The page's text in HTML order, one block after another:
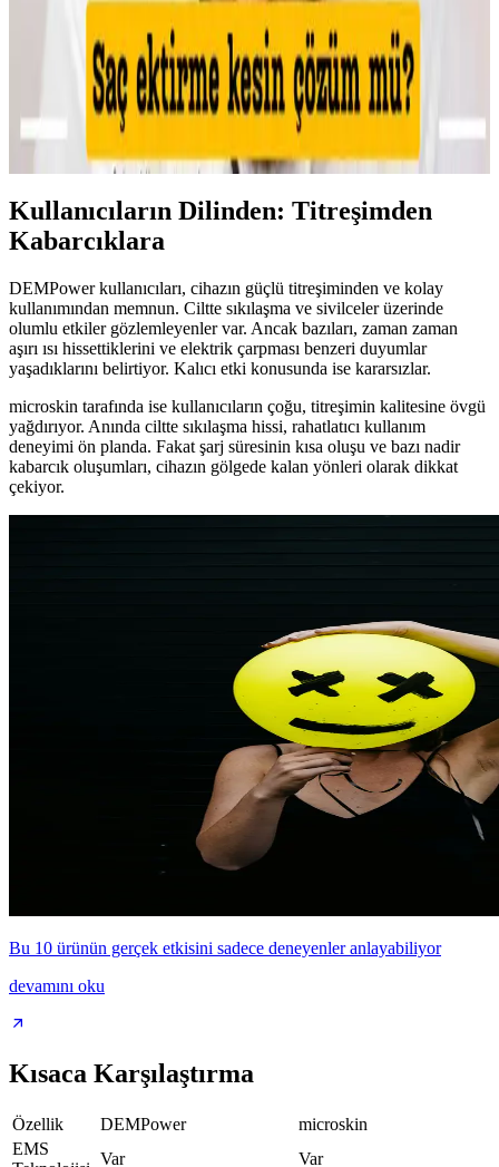
Makyajda Kötü Günlerin Nedenleri, Çözümleri ve
Psikolojik Etkileri Üzerine Analiz
Makyajda kötü günlerin teknik nedenleri, cilt koşullarının etkisi ve
uygulama hataları detaylıca inceleniyor. Ayrıca, psikolojik etkiler ve
sosyal algı üzerine önemli bilgiler sunuluyor.
Kullanıcıların Dilinden: Titreşimden
Kabarcıklara
DEMPower kullanıcıları, cihazın güçlü titreşiminden ve kolay
kullanımından memnun. Ciltte sıkılaşma ve sivilceler üzerinde
olumlu etkiler gözlemleyenler var. Ancak bazıları, zaman zaman
aşırı ısı hissettiklerini ve elektrik çarpması benzeri duyumlar
yaşadıklarını belirtiyor. Kalıcı etki konusunda ise kararsızlar.
microskin tarafında ise kullanıcıların çoğu, titreşimin kalitesine övgü
yağdırıyor. Anında ciltte sıkılaşma hissi, rahatlatıcı kullanım
deneyimi ön planda. Fakat şarj süresinin kısa oluşu ve bazı nadir
kabarcık oluşumları, cihazın gölgede kalan yönleri olarak dikkat
çekiyor.
Bu 10 ürünün gerçek etkisini sadece deneyenler anlayabiliyor
devamını oku
Kısaca Karşılaştırma
Özellik DEMPower
microskin
EMS
Var
Var